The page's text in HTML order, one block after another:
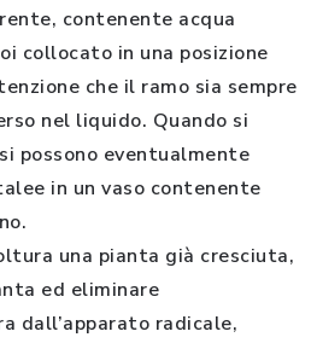
contenente acqua
collocato in una posizione
che il ramo sia sempre
nel liquido. Quando si
possono eventualmente
in un vaso contenente
una pianta già cresciuta,
ed eliminare
dall’apparato radicale,